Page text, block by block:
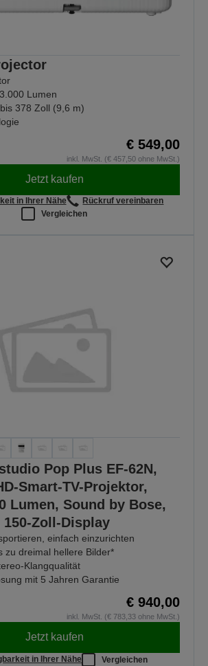
Lumen
378 Zoll (9,6 m)
€ 549,00
inkl. MwSt. (€ 457,50 ohne MwSt.)
Jetzt kaufen
in Ihrer Nähe
Rückruf vereinbaren
Vergleichen
Pop Plus EF-62N,
Smart-TV-Projektor,
Lumen, Sound by Bose,
150-Zoll-Display
einfach einzurichten
zu dreimal hellere Bilder*
Klangqualität
mit 5 Jahren Garantie
€ 940,00
inkl. MwSt. (€ 783,33 ohne MwSt.)
Jetzt kaufen
in Ihrer Nähe Vergleichen